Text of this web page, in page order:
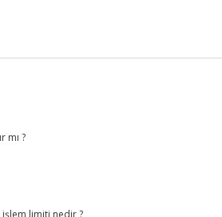
mı ?
işlem limiti nedir ?